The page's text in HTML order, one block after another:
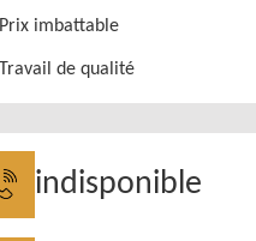
Prix imbattable
Travail de qualité
indisponible